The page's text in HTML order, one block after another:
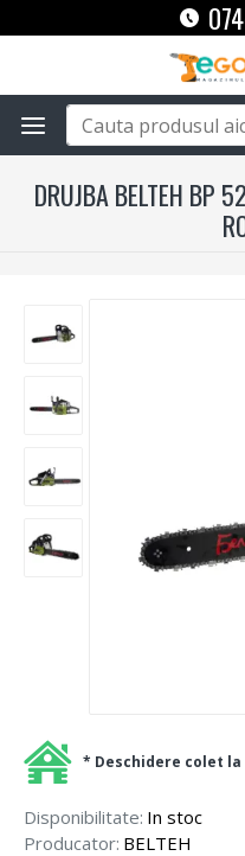
DRUJBA BELTEH
Disponibilitate: In stoc
Producator: BELTEH
* Deschidere colet